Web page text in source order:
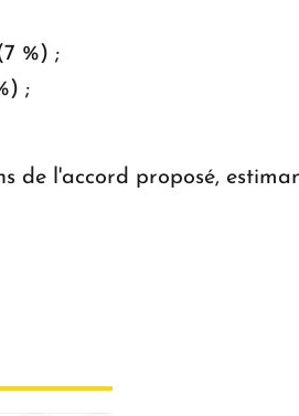
%) ;
;
de l'accord proposé,